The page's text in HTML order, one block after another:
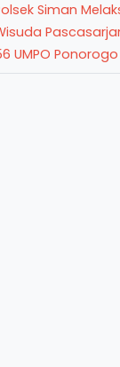
Siman
UMPO Ponorogo